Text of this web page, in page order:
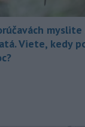
myslite
Viete, kedy